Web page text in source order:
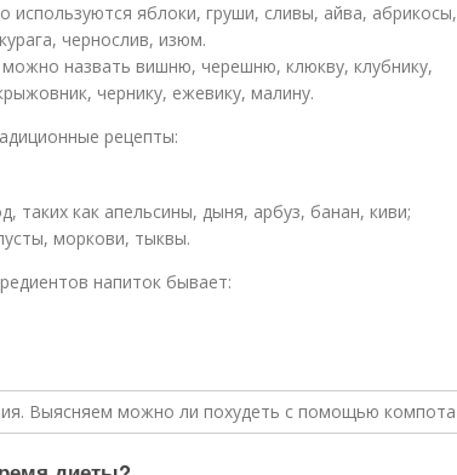
используются яблоки, груши, сливы, айва, абрикосы,
чернослив, изюм.
назвать вишню, черешню, клюкву, клубнику,
чернику, ежевику, малину.
рецепты:
таких как апельсины, дыня, арбуз, банан, киви;
моркови, тыквы.
напиток бывает: